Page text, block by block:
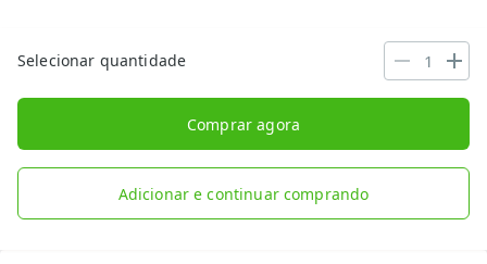
Selecionar quantidade
Comprar agora
Adicionar e continuar comprando